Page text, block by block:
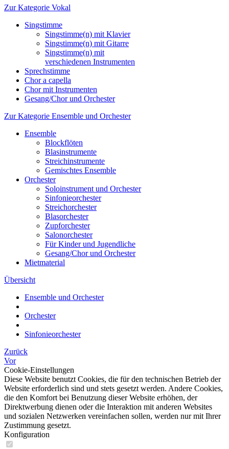
Zur Kategorie Vokal
Singstimme
Singstimme(n) mit Klavier
Singstimme(n) mit Gitarre
Singstimme(n) mit
verschiedenen Instrumenten
Sprechstimme
Chor a capella
Chor mit Instrumenten
Gesang/Chor und Orchester
Zur Kategorie Ensemble und Orchester
Ensemble
Blockflöten
Blasinstrumente
Streichinstrumente
Gemischtes Ensemble
Orchester
Soloinstrument und Orchester
Sinfonieorchester
Streichorchester
Blasorchester
Zupforchester
Salonorchester
Für Kinder und Jugendliche
Gesang/Chor und Orchester
Mietmaterial
Übersicht
Ensemble und Orchester
Orchester
Sinfonieorchester
Zurück
Vor
Cookie-Einstellungen
Diese Website benutzt Cookies, die für den technischen Betrieb der
Website erforderlich sind und stets gesetzt werden. Andere Cookies,
die den Komfort bei Benutzung dieser Website erhöhen, der
Direktwerbung dienen oder die Interaktion mit anderen Websites
und sozialen Netzwerken vereinfachen sollen, werden nur mit Ihrer
Zustimmung gesetzt.
Konfiguration